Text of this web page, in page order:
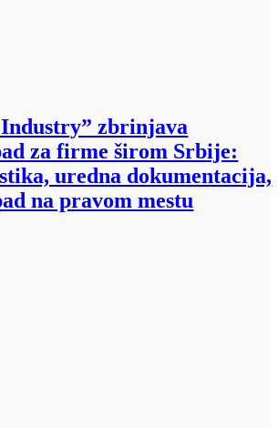
zbrinjava
za firme širom Srbije:
uredna dokumentacija,
na pravom mestu